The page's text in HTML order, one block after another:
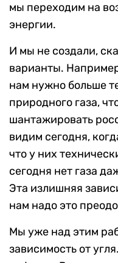
мы переходим на
энергии.
И мы не создали,
варианты.
нам нужно больше
природного газа,
шантажировать
видим сегодня,
что у них
сегодня нет газа
Эта излишняя
нам надо это
Мы уже над этим
зависимость от